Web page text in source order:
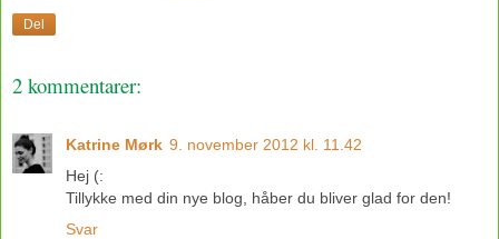
Del
2 kommentarer:
Katrine Mørk 9. november 2012 kl. 11.42
Hej (:
Tillykke med din nye blog, håber du bliver glad for den!
Svar